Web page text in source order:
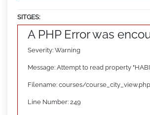
SITGES:
A PHP Error was
Severity: Warning
Message: Attempt to read property
Filename: courses/course_city_view.php
Line Number: 249